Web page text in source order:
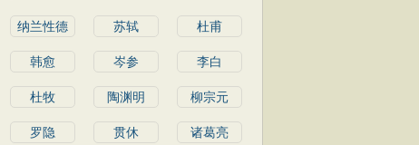
纳兰性德 苏轼 杜甫
韩愈 岑参 李白
杜牧 陶渊明 柳宗元
罗隐 贯休 诸葛亮